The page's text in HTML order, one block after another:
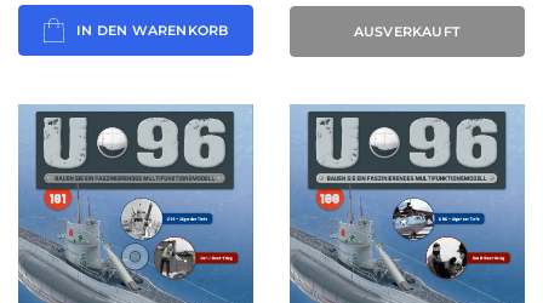
IN DEN WARENKORB AUSVERKAUFT